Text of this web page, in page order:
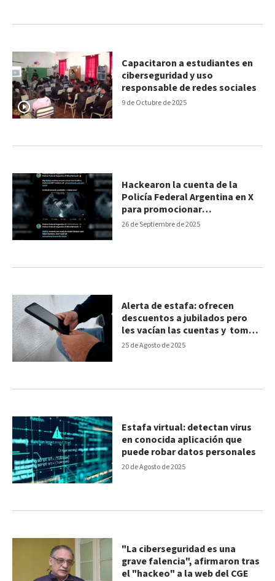
9 de Octubre de 2025
Capacitaron a estudiantes en
ciberseguridad y uso
responsable de redes sociales
26 de Septiembre de 2025
Hackearon la cuenta de la
Policía Federal Argentina en X
para promocionar
criptomonedas
25 de Agosto de 2025
Alerta de estafa: ofrecen
descuentos a jubilados pero
les vacían las cuentas y toman
créditos
20 de Agosto de 2025
Estafa virtual: detectan virus
en conocida aplicación que
puede robar datos personales
"La ciberseguridad es una
grave falencia", afirmaron tras
el "hackeo" a la web del CGE